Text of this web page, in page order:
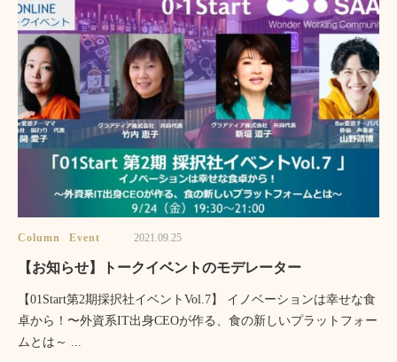
Column Event 2021.09.25
【お知らせ】トークイベントのモデレーター
【01Start第2期採択社イベントVol.7】 イノベーションは幸せな食
卓から！〜外資系IT出身CEOが作る、食の新しいプラットフォー
ムとは～ ...